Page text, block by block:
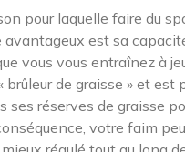
pour laquelle faire du
avantageux est sa
vous vous entraînez à
brûleur de graisse » et est
ses réserves de graisse
votre faim